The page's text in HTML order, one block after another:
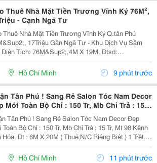
Thuê Nhà Mặt Tiền Trương Vĩnh Ký 76M²,
- Cạnh Ngã Tư
Thuê Nhà Mặt Tiền Trương Vĩnh Ký Q.tân Phú
17Triệu Gần Ngã Tư - Khu Dịch Vụ Sầm
Diện Tích: 76M&Sup2;,4M X 19M, Dtsd:
Có Vỉa Hè 5M Rộng Rãi Kết Cấu 1 Trệt 1
Nhà Còn Tốt, Sẵn Cửa Kính. Vừa Kinh Doanh
Ở Lại...
Hồ Chí Minh 9 phút trước
Tân Phú ! Sang Rẻ Salon Tóc Nam Decor
Mới Toàn Bộ Chỉ : 150 Tr, Mb Chỉ Trả : 15
98 Kênh Tân Hóa, Tel : ( Chính Chủ )
Tân Phú ! Sang Rẻ Salon Tóc Nam Decor Đẹp
Toàn Bộ Chỉ : 150 Tr, Mb Chỉ Trả : 15 Tr, Mt 98 Kênh
Thuê N/C Riêng Biệt ) 1 Trệt 1
Rộng Thoáng . D/C : Salon Mt 92 Kênh Tân
Hoá, Phú Trung, Tân Phú Đầu Tư Mb...
Hồ Chí Minh 11 phút trước